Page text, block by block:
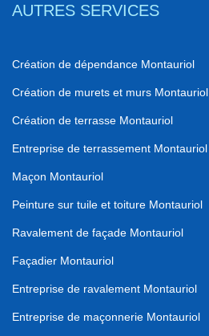
AUTRES SERVICES
Création de dépendance Montauriol
Création de murets et murs Montauriol
Création de terrasse Montauriol
Entreprise de terrassement Montauriol
Maçon Montauriol
Peinture sur tuile et toiture Montauriol
Ravalement de façade Montauriol
Façadier Montauriol
Entreprise de ravalement Montauriol
Entreprise de maçonnerie Montauriol